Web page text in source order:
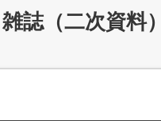
誌（二次資料